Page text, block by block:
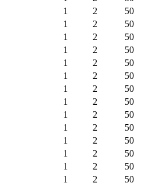
1 2
50
1 2
50
1 2
50
1 2
50
1 2
50
1 2
50
1 2
50
1 2
50
1 2
50
1 2
50
1 2
50
1 2
50
1 2
50
1 2
50